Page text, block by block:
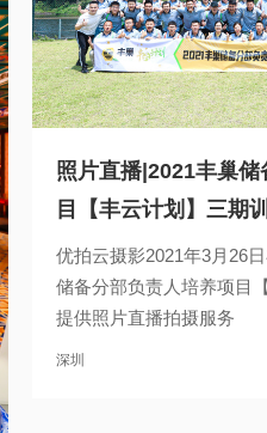
照片直播|2021丰巢
目【丰云计划】三期
优拍云摄影2021年3月26
储备分部负责人培养项目
提供照片直播拍摄服务
深圳